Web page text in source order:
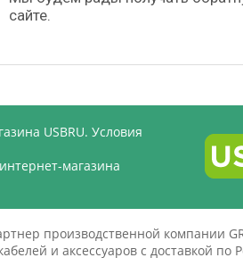
сайте.
USBRU. Условия
магазина
производственной компании
и аксессуаров с доставкой по